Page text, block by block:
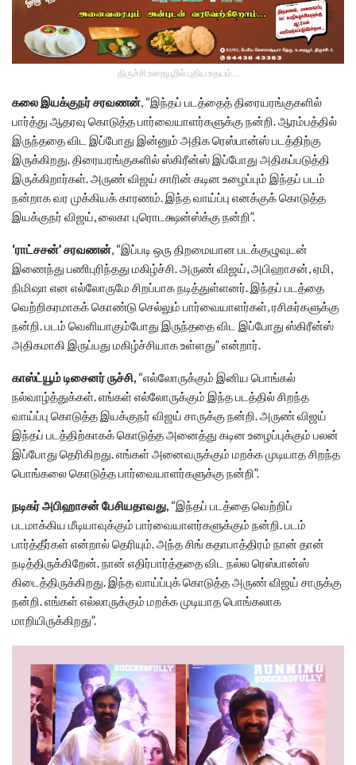
திருச்சி உறையூரில் புதிய உதயம்...
கலை இயக்குநர் சரவணன், “இந்தப் படத்தைத் திரையரங்குகளில்
பார்த்து ஆதரவு கொடுத்த பார்வையாளர்களுக்கு நன்றி. ஆரம்பத்தில்
இருந்ததை விட இப்போது இன்னும் அதிக ரெஸ்பான்ஸ் படத்திற்கு
இருக்கிறது. திரையரங்குகளில் ஸ்கிரீன்ஸ் இப்போது அதிகப்படுத்தி
இருக்கிறார்கள். அருண் விஜய் சாரின் கடின உழைப்பும் இந்தப் படம்
நன்றாக வர முக்கியக் காரணம். இந்த வாய்ப்பு எனக்குக் கொடுத்த
இயக்குநர் விஜய், லைகா புரொடக்ஷன்ஸ்க்கு நன்றி”.
‘ராட்சசன்’ சரவணன், “இப்படி ஒரு திறமையான படக்குழுவுடன்
இணைந்து பணிபுரிந்தது மகிழ்ச்சி. அருண் விஜய், அபிஹாசன், ஏமி,
நிமிஷா என எல்லோருமே சிறப்பாக நடித்துள்ளனர். இந்தப் படத்தை
வெற்றிகரமாகக் கொண்டு செல்லும் பார்வையாளர்கள், ரசிகர்களுக்கு
நன்றி. படம் வெளியாகும்போது இருந்ததை விட இப்போது ஸ்கிரீன்ஸ்
அதிகமாகி இருப்பது மகிழ்ச்சியாக உள்ளது” என்றார்.
காஸ்ட்யூம் டிசைனர் ருச்சி, “எல்லோருக்கும் இனிய பொங்கல்
நல்வாழ்த்துக்கள். எங்கள் எல்லோருக்கும் இந்த படத்தில் சிறந்த
வாய்ப்பு கொடுத்த இயக்குநர் விஜய் சாருக்கு நன்றி. அருண் விஜய்
இந்தப் படத்திற்காகக் கொடுத்த அனைத்து கடின உழைப்புக்கும் பலன்
இப்போது தெரிகிறது. எங்கள் அனைவருக்கும் மறக்க முடியாத சிறந்த
பொங்கலை கொடுத்த பார்வையாளர்களுக்கு நன்றி”.
நடிகர் அபிஹாசன் பேசியதாவது, “இந்தப் படத்தை வெற்றிப்
படமாக்கிய மீடியாவுக்கும் பார்வையாளர்களுக்கும் நன்றி. படம்
பார்த்தீர்கள் என்றால் தெரியும். அந்த சிங் கதாபாத்திரம் நான் தான்
நடித்திருக்கிறேன். நான் எதிர்பார்த்ததை விட நல்ல ரெஸ்பான்ஸ்
கிடைத்திருக்கிறது. இந்த வாய்ப்புக் கொடுத்த அருண் விஜய் சாருக்கு
நன்றி. எங்கள் எல்லாருக்கும் மறக்க முடியாத பொங்கலாக
மாறியிருக்கிறது”.